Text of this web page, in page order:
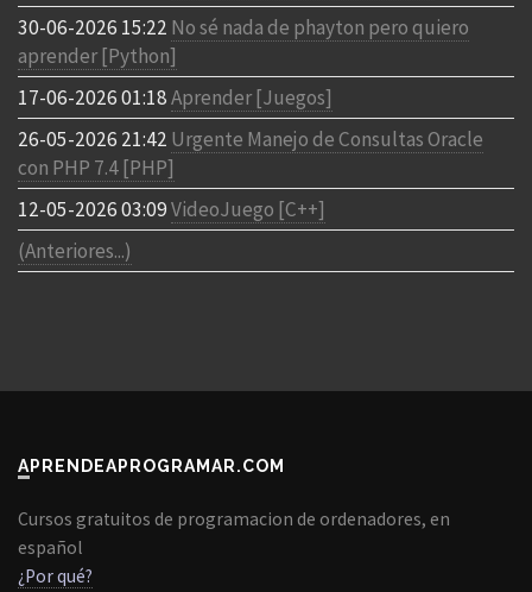
30-06-2026 15:22 No sé nada de phayton pero quiero
aprender [Python]
17-06-2026 01:18Aprender [Juegos]
26-05-2026 21:42 Urgente Manejo de Consultas Oracle
con PHP 7.4 [PHP]
12-05-2026 03:09VideoJuego [C++]
(Anteriores...)
APRENDEAPROGRAMAR.COM
Cursos gratuitos de programacion de ordenadores, en
español
¿Por qué?